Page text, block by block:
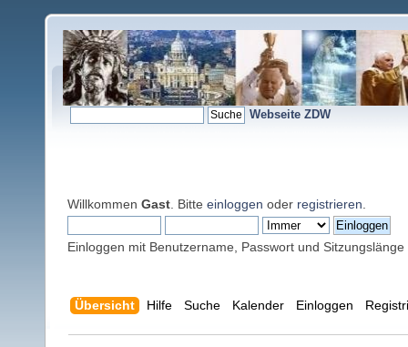
Webseite ZDW
Willkommen Gast . Bitte einloggen oder registrieren
Einloggen mit Benutzername, Passwort und Sitzungslänge
Übersicht Hilfe Suche Kalender Einloggen